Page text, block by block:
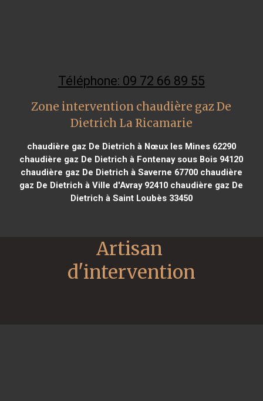
Téléphone: 09 72 66 89 55
Zone intervention chaudière gaz De
Dietrich La Ricamarie
chaudière gaz De Dietrich à Nœux les Mines 62290
chaudière gaz De Dietrich à Fontenay sous Bois 94120
chaudière gaz De Dietrich à Saverne 67700chaudière
gaz De Dietrich à Ville d'Avray 92410 chaudière gaz De
Dietrich à Saint Loubès 33450
Artisan
d'intervention